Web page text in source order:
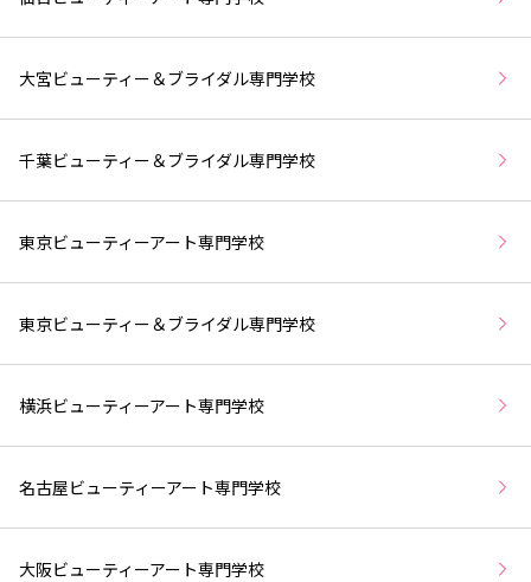
大宮ビューティー＆ブライダル専門学校
千葉ビューティー＆ブライダル専門学校
東京ビューティーアート専門学校
東京ビューティー＆ブライダル専門学校
横浜ビューティーアート専門学校
名古屋ビューティーアート専門学校
大阪ビューティーアート専門学校